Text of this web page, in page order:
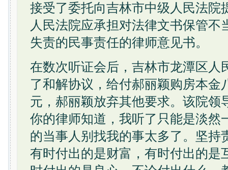
接受了委托向吉林市中级人民法院
人民法院应承担对法律文书保管不
失责的民事责任的律师意见书。
在数次听证会后，吉林市龙潭区人
了和解协议，给付郝丽颖购房本金
元，郝丽颖放弃其他要求。该院领
你的律师知道，我听了只能是淡然
的当事人别找我的事太多了。坚持
有时付出的是财富，有时付出的是